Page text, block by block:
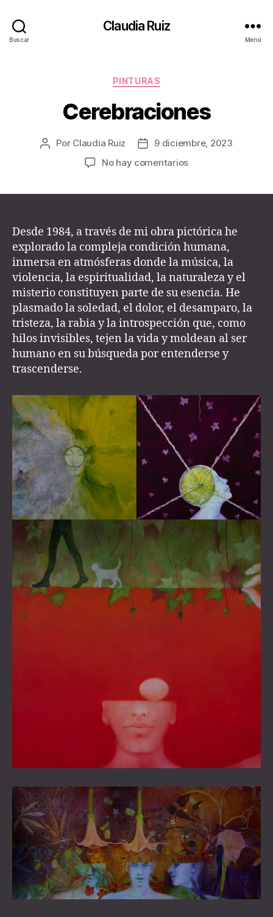
Buscar
Claudia Ruiz
Menú
Categorías
PINTURAS
Cerebraciones
Autor
Por Claudia Ruiz
Fecha9 diciembre, 2023
No hay comentariosen
Desde 1984, a través de mi obra pictórica he
explorado la compleja condición humana,
inmersa en atmósferas donde la música, la
violencia, la espiritualidad, la naturaleza y el
misterio constituyen parte de su esencia. He
plasmado la soledad, el dolor, el desamparo, la
tristeza, la rabia y la introspección que, como
hilos invisibles, tejen la vida y moldean al ser
humano en su búsqueda por entenderse y
trascenderse.